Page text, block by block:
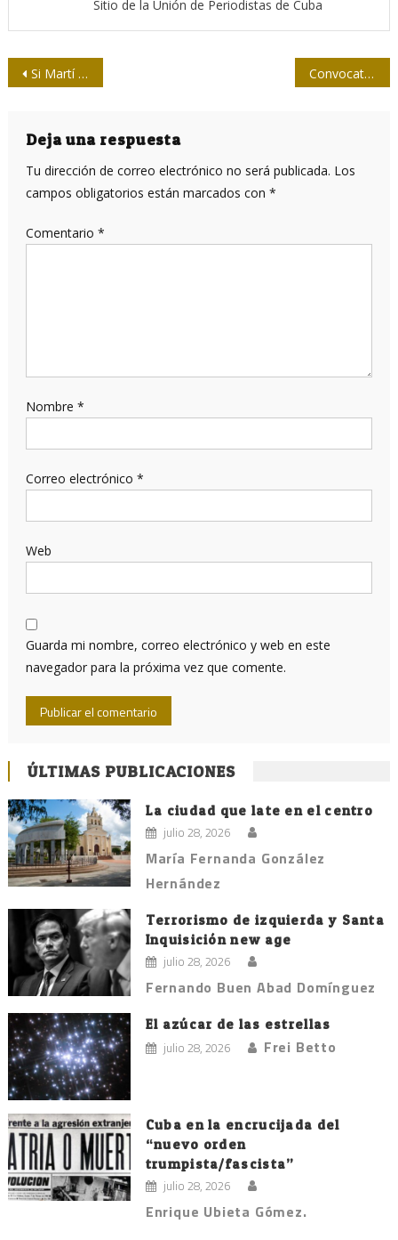
Sitio de la Unión de Periodistas de Cuba
Navegación
entradas
Si Martí fuera mi colega… Convocatoria al Premio Nacional de Periodismo Azucarero
Deja una respuesta
Tu dirección de correo electrónico no será publicada. Los
campos obligatorios están marcados con *
Comentario *
Nombre *
Correo electrónico *
Web
Guarda mi nombre, correo electrónico y web en este
navegador para la próxima vez que comente.
ÚLTIMAS PUBLICACIONES
La ciudad que late en el centro
julio 28, 2026
María Fernanda González
Hernández
Terrorismo de izquierda y Santa
Inquisición new age
julio 28, 2026
Fernando Buen Abad Domínguez
El azúcar de las estrellas
julio 28, 2026 Frei Betto
Cuba en la encrucijada del
“nuevo orden
trumpista/fascista”
julio 28, 2026
Enrique Ubieta Gómez.